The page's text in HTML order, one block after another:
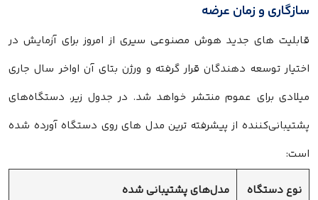
سازگاری و زمان عرضه
قابلیت های جدید هوش مصنوعی سیری از امروز برای آزمایش در
اختیار توسعه دهندگان قرار گرفته و ورژن بتای آن اواخر سال جاری
میلادی برای عموم منتشر خواهد شد. در جدول زیر، دستگاه‌های
پشتیبانی‌کننده از پیشرفته ترین مدل های روی دستگاه آورده شده
است:
نوع دستگاه مدل‌های پشتیبانی شده